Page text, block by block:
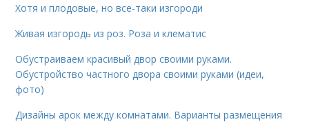
Хотя и плодовые, но все-таки изгороди
Живая изгородь из роз. Роза и клематис
Обустраиваем красивый двор своими руками.
Обустройство частного двора своими руками (идеи,
фото)
Дизайны арок между комнатами. Варианты размещения